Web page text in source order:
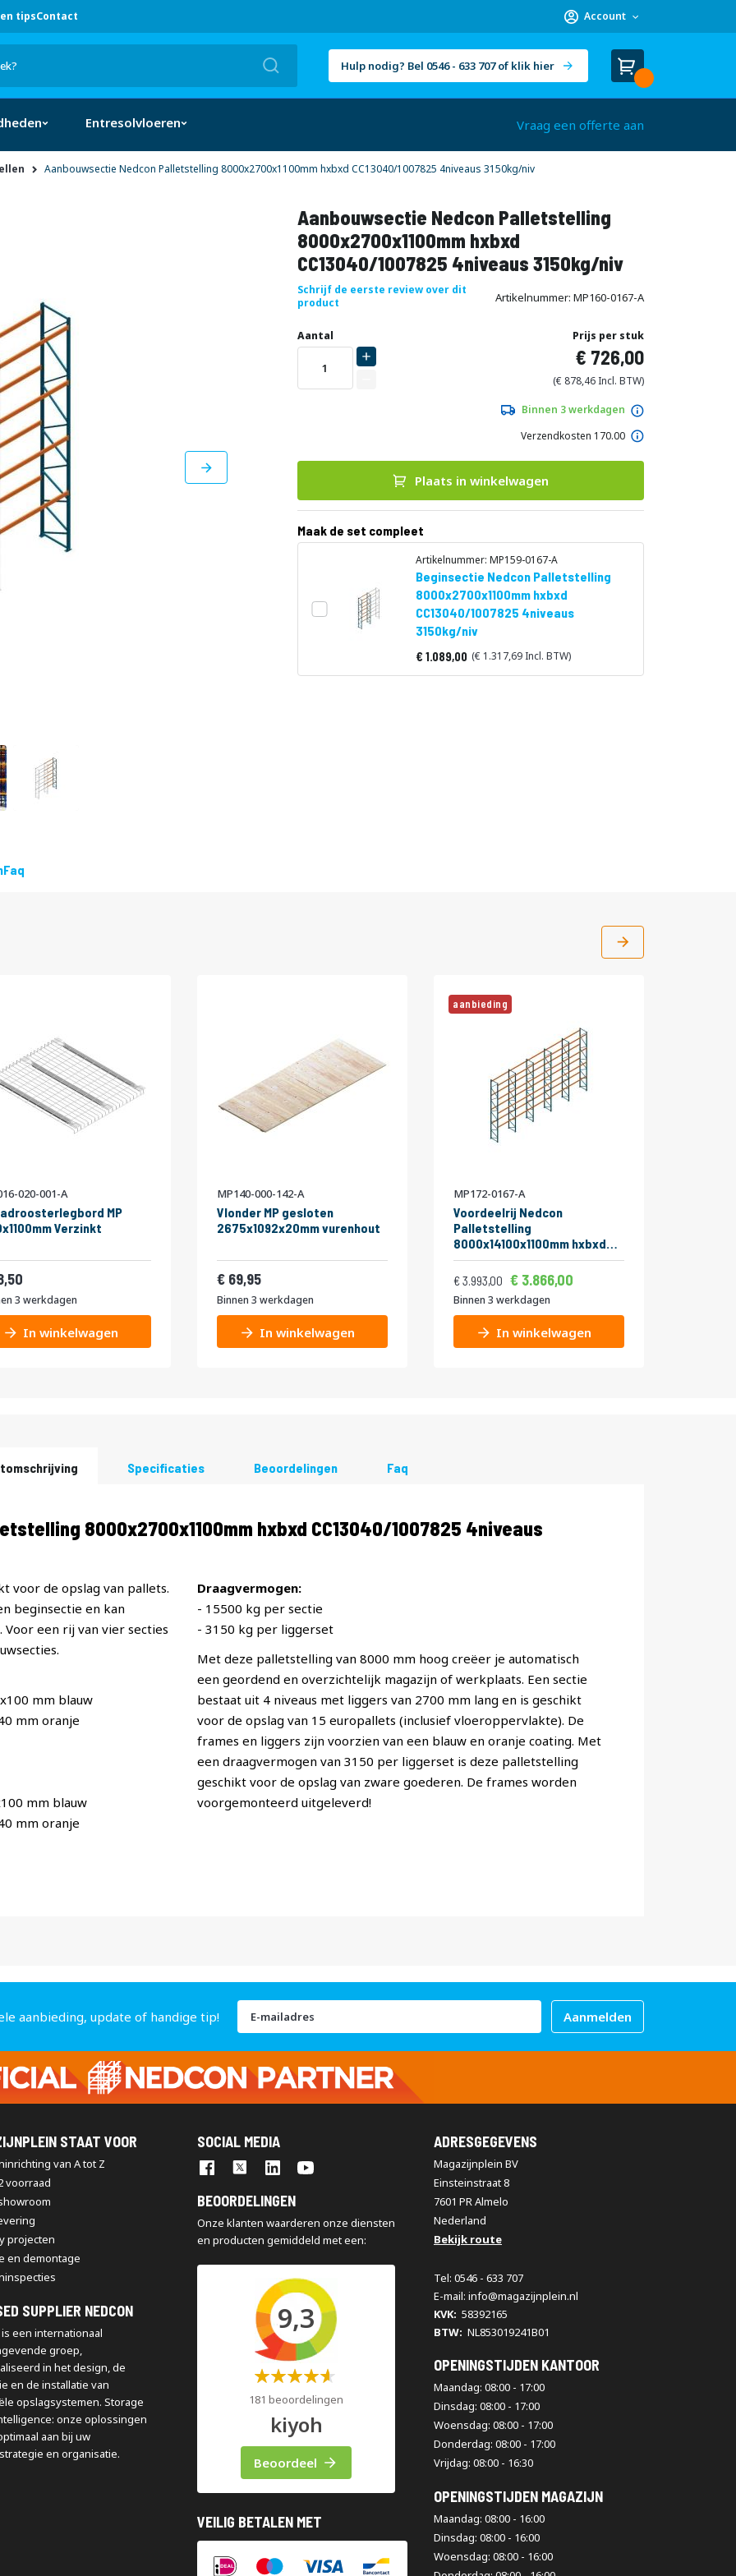
tipsContact Account
Hulp nodig? Bel 0546 - 633 707 of klik hier
Winkelwagen
Cart
Entresolvloeren Vraag een offerte aan
Aanbouwsectie Nedcon Palletstelling 8000x2700x1100mm hxbxd CC13040/1007825 4niveaus 3150kg/niv
Aanbouwsectie Nedcon Palletstelling
8000x2700x1100mm hxbxd
CC13040/1007825 4niveaus 3150kg/niv
Schrijf de eerste review over dit
product
Artikelnummer MP160-0167-A
Uw
aanpassing
DIRECT
LEVERBAAR
Aantal Prijs per stuk
726,00
878,46
Binnen 3 werkdagen
Verzendkosten 170.00
Plaats in winkelwagen
Maak de set compleet
Artikelnummer: MP159-0167-A
Beginsectie Nedcon Palletstelling
8000x2700x1100mm hxbxd
CC13040/1007825 4niveaus
3150kg/niv
Vanaf
1.089,00 1.317,69
Faq
020-001-A
MP
Verzinkt
3 werkdagen
In winkelwagen
MP140-000-142-A
Vlonder MP gesloten
2675x1092x20mm vurenhout
69,95
Binnen 3 werkdagen
In winkelwagen
aanbieding
MP172-0167-A
Voordeelrij Nedcon
Palletstelling
8000x14100x1100mm hxbxd
CC13040/1007825 5secties
4niveaus 3150kg/niv
Normale prijs
3.993,00 4.831,53
Vanaf
3.866,00
Binnen 3 werkdagen
In winkelwagen
8000x2700x1100mm hxbxd CC13040/1007825 4niveaus
voor de opslag van pallets.
beginsectie en kan
een rij van vier secties
mm blauw
mm oranje
mm blauw
mm oranje
Draagvermogen:
- 15500 kg per sectie
- 3150 kg per liggerset
Met deze palletstelling van 8000 mm hoog creëer je automatisch
een geordend en overzichtelijk magazijn of werkplaats. Een sectie
bestaat uit 4 niveaus met liggers van 2700 mm lang en is geschikt
voor de opslag van 15 europallets (inclusief vloeroppervlakte). De
frames en liggers zijn voorzien van een blauw en oranje coating. Met
een draagvermogen van 3150 per liggerset is deze palletstelling
geschikt voor de opslag van zware goederen. De frames worden
voorgemonteerd uitgeleverd!
Specificaties Beoordelingen Faq
aanbieding, update of handige tip!
Abonneer
op
onze
nieuwsbrief
Aanmelden
STAAT VOOR
van A tot Z
voorraad
projecten
en demontage
SUPPLIER NEDCON
een internationaal
groep,
in het design, de
en de installatie van
opslagsystemen. Storage
onze oplossingen
aan bij uw
en organisatie.
SOCIAL MEDIA
BEOORDELINGEN
Onze klanten waarderen onze diensten
en producten gemiddeld met een:
9,3
Waardering:
181 beoordelingen
kiyoh
Beoordeel
VEILIG BETALEN MET
ADRESGEGEVENS
Magazijnplein BV
Einsteinstraat 8
7601 PR Almelo
Nederland
Bekijk route
Tel: 0546 - 633 707
E-mail: info@magazijnplein.nl
KVK: 58392165
BTW: NL853019241B01
OPENINGSTIJDEN KANTOOR
Maandag: 08:00 - 17:00
Dinsdag: 08:00 - 17:00
Woensdag: 08:00 - 17:00
Donderdag: 08:00 - 17:00
Vrijdag: 08:00 - 16:30
OPENINGSTIJDEN MAGAZIJN
Maandag: 08:00 - 16:00
Dinsdag: 08:00 - 16:00
Woensdag: 08:00 - 16:00